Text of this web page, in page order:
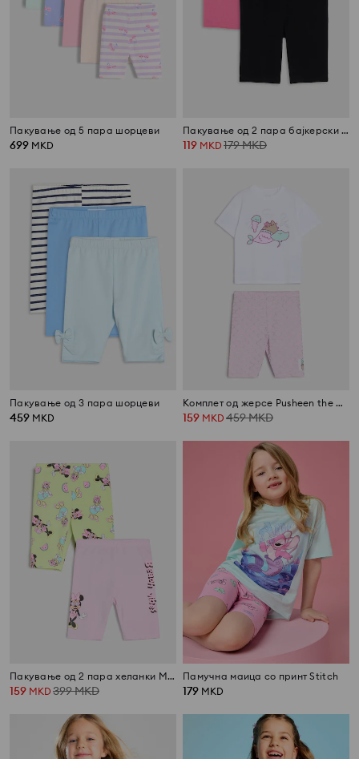
Пакување од 5 пара шорцеви
699 MKD
Пакување од 2 пара бајкерски шорцеви
119 MKD 179MKD
Пакување од 3 пара шорцеви
459 MKD
Комплет од жерсе Pusheen the Cat
159 MKD 459MKD
Пакување од 2 пара хеланки Minnie Mouse
159 MKD 399MKD
Памучна маица со принт Stitch
179 MKD